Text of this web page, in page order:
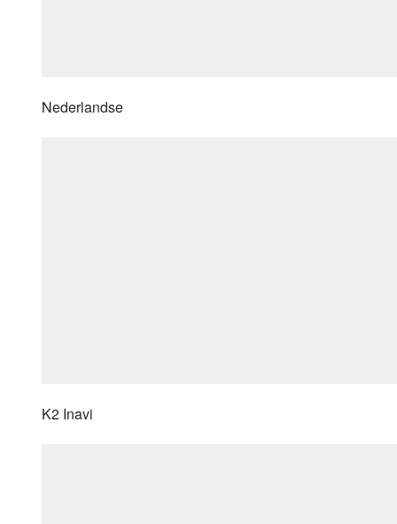
Nederlandse
K2 Inavi